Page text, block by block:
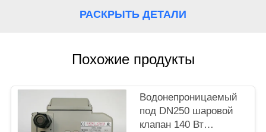
КАРТА
САЙТА
РАСКРЫТЬ ДЕТАЛИ
Похожие продукты
Водонепроницаемый
под DN250 шаровой
клапан 140 Вт